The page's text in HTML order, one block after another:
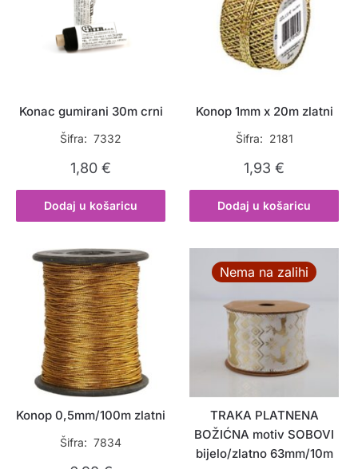
Konac gumirani 30m crni
Šifra: 7332
1,80€
Dodaj u košaricu
Konop 1mm x 20m zlatni
Šifra: 2181
1,93€
Dodaj u košaricu
Konop 0,5mm/100m zlatni
Šifra: 7834
Nema na zalihi
TRAKA PLATNENA
BOŽIĆNA motiv SOBOVI
bijelo/zlatno 63mm/10m